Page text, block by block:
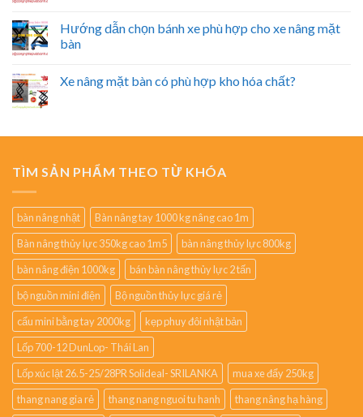
Hướng dẫn chọn bánh xe phù hợp cho xe nâng mặt
bàn
Xe nâng mặt bàn có phù hợp kho hóa chất?
TÌM SẢN PHẨM THEO TỪ KHÓA
bàn nâng nhật
Bàn nâng tay 1000 kg nâng cao 1m
Bàn nâng thủy lực 350kg cao 1m5
bàn nâng thủy lực 800kg
bàn nâng điện 1000kg
bán bàn nâng thủy lực 2 tấn
bộ nguồn mini điện
Bộ nguồn thủy lực giá rẻ
cẩu mini bằng tay 2000kg
kẹp phuy đôi nhật bản
Lốp 700-12 DunLop- Thái Lan
Lốp xúc lật 26.5-25/28PR Solideal- SRILANKA
mua xe đẩy 250kg
thang nang gia rẻ
thang nang nguoi tu hanh
thang nâng hạ hàng